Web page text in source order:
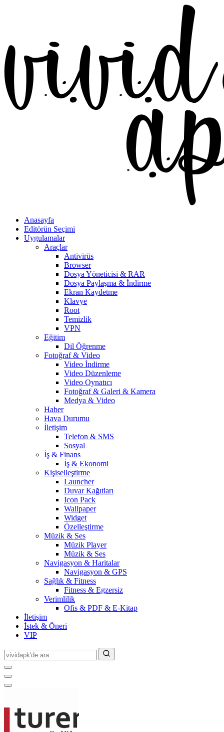
Anasayfa
Editörün Seçimi
Uygulamalar
Araçlar
Antivirüs
Browser
Dosya Yöneticisi & RAR
Dosya Paylaşma & İndirme
Ekran Kaydetme
Klavye
Root
Temizlik
VPN
Eğitim
Dil Öğrenme
Fotoğraf & Video
Video İndirme
Video Düzenleme
Video Oynatıcı
Fotoğraf & Galeri & Kamera
Medya & Video
Haber
Hava Durumu
İletişim
Telefon & SMS
Sosyal
İş & Finans
İş & Ekonomi
Kişiselleştirme
Launcher
Duvar Kağıtları
Icon Pack
Wallpaper
Widget
Özelleştirme
Müzik & Ses
Müzik Player
Müzik & Ses
Navigasyon & Haritalar
Navigasyon & GPS
Sağlık & Fitness
Fitness & Egzersiz
Verimlilik
Ofis & PDF & E-Kitap
İletişim
İstek & Öneri
VIP
Search
for: